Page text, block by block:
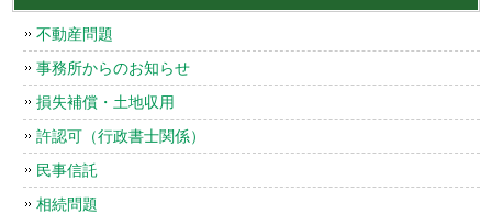
不動産問題
事務所からのお知らせ
損失補償・土地収用
許認可（行政書士関係）
民事信託
相続問題